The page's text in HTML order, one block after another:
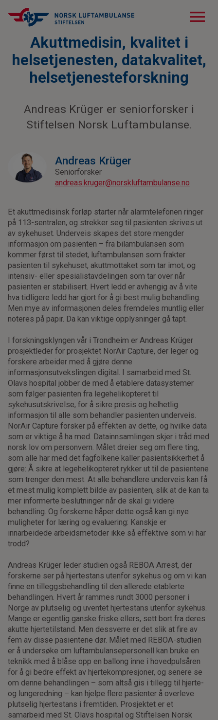
menu
Akuttmedisin, kvalitet i
helsetjenesten, datakvalitet,
helsetjenesteforskning
Andreas Krüger er seniorforsker i
Stiftelsen Norsk Luftambulanse.
Andreas Krüger
Seniorforsker
andreas.kruger@norskluftambulanse.no
Et akuttmedisinsk forløp starter når alarmtelefonen ringer
på 113-sentralen, og strekker seg til pasienten skrives ut
av sykehuset. Underveis skapes det store mengder
informasjon om pasienten – fra bilambulansen som
kommer først til stedet, luftambulansen som frakter
pasienten til sykehuset, akuttmottaket som tar imot, og
intensiv- eller spesialistavdelingen som tar over når
pasienten er stabilisert. Hvert ledd er avhengig av å vite
hva tidligere ledd har gjort for å gi best mulig behandling.
Men mye av informasjonen deles fremdeles muntlig eller
noteres på papir. Da kan viktige opplysninger gå tapt.
I forskningsklyngen vår i Trondheim er Andreas Krüger
prosjektleder for prosjektet NorAir Capture, der leger og
forskere arbeider med å gjøre denne
informasjonsutvekslingen digital. I samarbeid med St.
Olavs hospital jobber de med å etablere datasystemer
som følger pasienten fra legehelikopteret til
sykehusutskrivelse, for å sikre presis og helhetlig
informasjon til alle som behandler pasienten underveis.
NorAir Capture forsker på effekten av dette, og hvilke data
som er viktige å ha med. Datainnsamlingen skjer i tråd med
norsk lov om personvern. Målet dreier seg om flere ting,
som alle har med det fagfolkene kaller pasientsikkerhet å
gjøre: Å sikre at legehelikopteret rykker ut til de pasientene
som trenger den mest. At alle behandlere underveis kan få
et mest mulig komplett bilde av pasienten, slik at de kan ta
mer informerte beslutninger når de skal gi videre
behandling. Og forskerne håper dette også kan gi nye
muligheter for læring og evaluering: Kanskje er
innarbeidede arbeidsmetoder ikke så effektive som vi har
trodd?
Andreas Krüger leder studien også REBOA Arrest, der
forskerne ser på hjertestans utenfor sykehus og om vi kan
finne en tilleggsbehandling til den allerede etablerte
behandlingen. Hvert år rammes rundt 3000 personer i
Norge av plutselig og uventet hjertestans utenfor sykehus.
Mange er egentlig ganske friske ellers, sett bort fra deres
akutte hjertetilstand. Men dessverre er det slik at fire av
fem av disse pasientene dør. Målet med REBOA-studien
er å undersøke om luftambulansepersonell kan bruke en
teknikk med å blåse opp en ballong inne i hovedpulsåren
for å gi bedre effekt av hjertekompresjoner, og senere se
om denne behandlingen – som altså gis i tillegg til hjerte-
og lungeredning – kan hjelpe flere pasienter å overleve
plutselig hjertestans i fremtiden. Prosjektet er et
samarbeid med St. Olavs hospital og Stiftelsen Norsk